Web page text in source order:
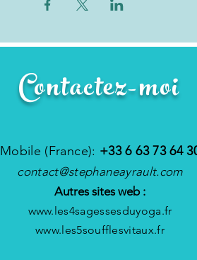
Contactez-moi
Mobile (France): +33 6 63 73 64
contact@stephaneayrault.com
Autres sites web :
www.les4sagessesduyoga.fr
www.les5soufflesvitaux.fr